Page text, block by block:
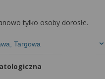
Targowa
tylko osoby dorosłe.